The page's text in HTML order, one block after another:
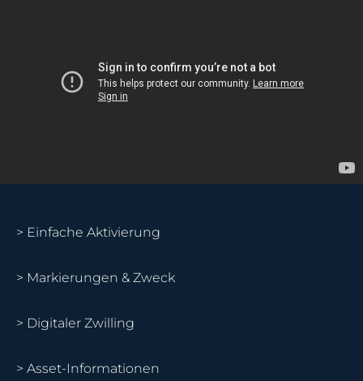
> Einfache Aktivierung
> Markierungen & Zweck
> Digitaler Zwilling
> Asset-Informationen